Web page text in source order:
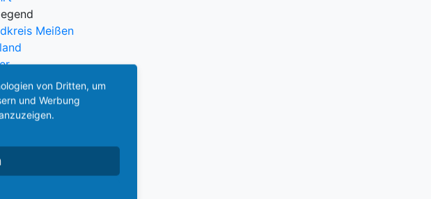
Meißen
von Dritten, um
und Werbung